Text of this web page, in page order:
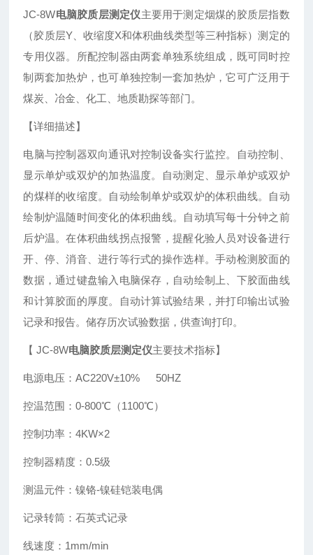
JC-8W电脑胶质层测定仪主要用于测定烟煤的胶质层指数
（胶质层Y、收缩度X和体积曲线类型等三种指标）测定的
专用仪器。所配控制器由两套单独系统组成，既可同时控
制两套加热炉，也可单独控制一套加热炉，它可广泛用于
煤炭、冶金、化工、地质勘探等部门。
【详细描述】
电脑与控制器双向通讯对控制设备实行监控。自动控制、
显示单炉或双炉的加热温度。自动测定、显示单炉或双炉
的煤样的收缩度。自动绘制单炉或双炉的体积曲线。自动
绘制炉温随时间变化的体积曲线。自动填写每十分钟之前
后炉温。在体积曲线拐点报警，提醒化验人员对设备进行
开、停、消音、进行等行式的操作选样。手动检测胶面的
数据，通过键盘输入电脑保存，自动绘制上、下胶面曲线
和计算胶面的厚度。自动计算试验结果，并打印输出试验
记录和报告。储存历次试验数据，供查询打印。
【 JC-8W电脑胶质层测定仪主要技术指标】
电源电压：AC220V±10% 50HZ
控温范围：0-800℃（1100℃）
控制功率：4KW×2
控制器精度：0.5级
测温元件：镍铬-镍硅铠装电偶
记录转筒：石英式记录
线速度：1mm/min